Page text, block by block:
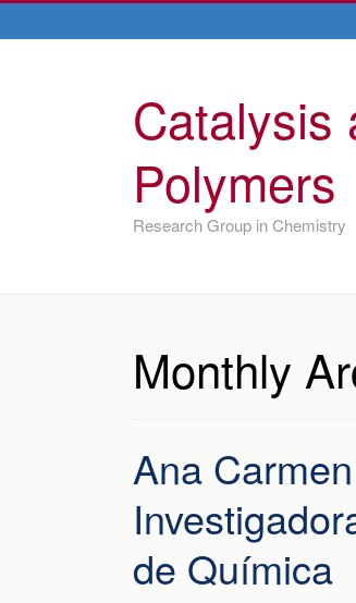
Catalysis
Polymers
Research Group in Chemistry
Monthly
Ana
de Química